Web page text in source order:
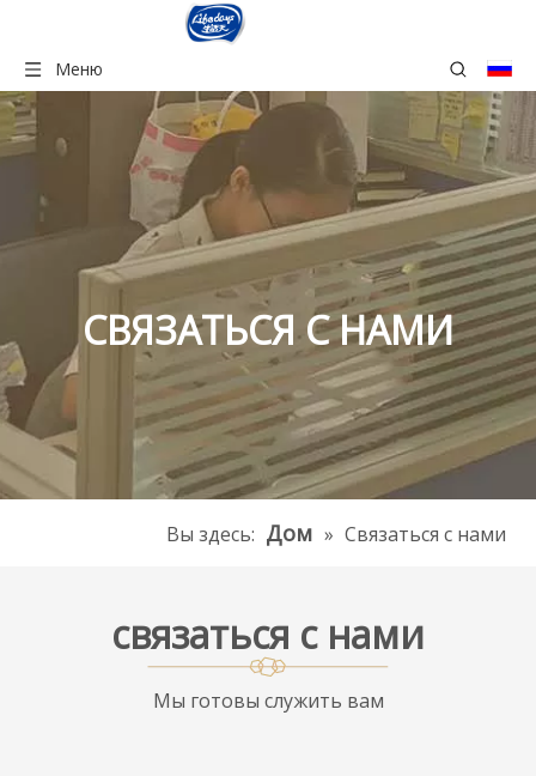
Меню
СВЯЗАТЬСЯ С НАМИ
Вы здесь: Дом » Связаться с нами
связаться с нами
Мы готовы служить вам